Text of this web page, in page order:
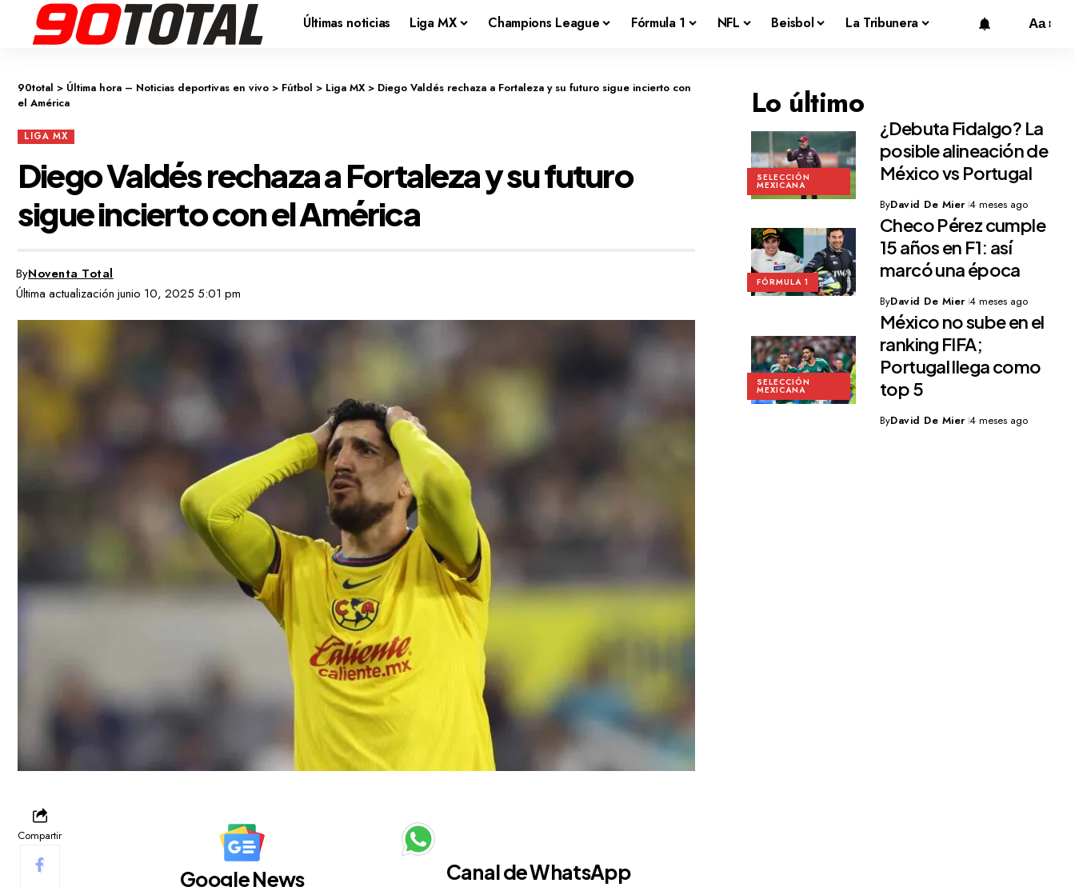
Últimas noticias Liga MX Champions League Fórmula 1 NFL Beisbol La Tribunera Aa
90total > Última hora – Noticias deportivas en vivo > Fútbol > Liga MX > Diego Valdés rechaza a Fortaleza y su futuro sigue incierto con
el América
LIGA MX
Diego Valdés rechaza a Fortaleza y su futuro
sigue incierto con el América
Última actualización junio 10, 2025 5:01 pm
ByNoventa Total
Compartir
Google News Canal de WhatsApp
Lo último
SELECCIÓN
MEXICANA
¿Debuta Fidalgo? La
posible alineación de
México vs Portugal
ByDavid De Mier 4 meses ago
FÓRMULA 1
Checo Pérez cumple
15 años en F1: así
marcó una época
ByDavid De Mier 4 meses ago
SELECCIÓN
MEXICANA
México no sube en el
ranking FIFA;
Portugal llega como
top 5
ByDavid De Mier 4 meses ago